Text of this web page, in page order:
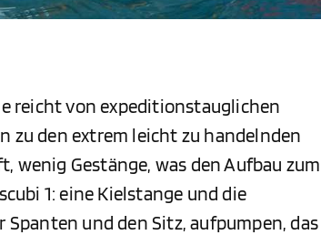
reicht von expeditionstauglichen
zu den extrem leicht zu handelnden
wenig Gestänge, was den Aufbau zum
1: eine Kielstange und die
und den Sitz, aufpumpen, das